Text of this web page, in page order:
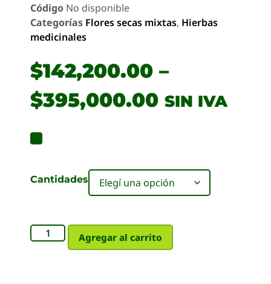
Código No disponible
Categorías Flores secas mixtas, Hierbas
medicinales
$142,200.00 –
$395,000.00 SIN IVA
Cantidades
Agregar al carrito